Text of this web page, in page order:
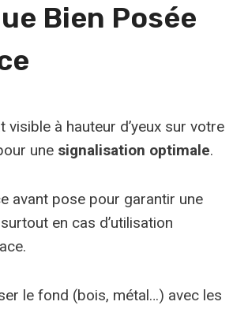
Bien Posée
à hauteur d’yeux sur votre
une signalisation optimale.
avant pose pour garantir une
en cas d’utilisation
le fond (bois, métal…) avec les